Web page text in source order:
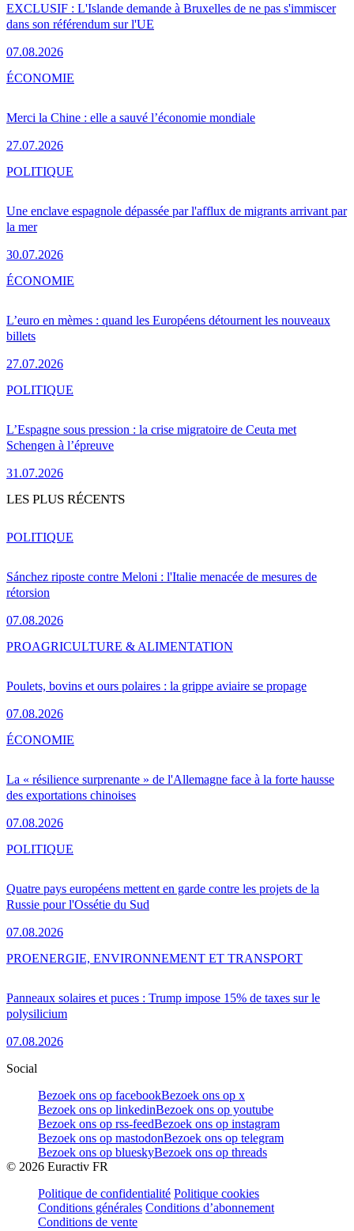
EXCLUSIF : L'Islande demande à Bruxelles de ne pas s'immiscer
dans son référendum sur l'UE
07.08.2026
Merci la Chine : elle a sauvé l’économie mondiale
27.07.2026
ÉCONOMIE
Une enclave espagnole dépassée par l'afflux de migrants arrivant par
la mer
30.07.2026
POLITIQUE
L’euro en mèmes : quand les Européens détournent les nouveaux
billets
27.07.2026
ÉCONOMIE
L’Espagne sous pression : la crise migratoire de Ceuta met
Schengen à l’épreuve
31.07.2026
POLITIQUE
LES PLUS RÉCENTS
Sánchez riposte contre Meloni : l'Italie menacée de mesures de
rétorsion
07.08.2026
POLITIQUE
Poulets, bovins et ours polaires : la grippe aviaire se propage
07.08.2026
PROAGRICULTURE & ALIMENTATION
La « résilience surprenante » de l'Allemagne face à la forte hausse
des exportations chinoises
07.08.2026
ÉCONOMIE
Quatre pays européens mettent en garde contre les projets de la
Russie pour l'Ossétie du Sud
07.08.2026
POLITIQUE
Panneaux solaires et puces : Trump impose 15% de taxes sur le
polysilicium
07.08.2026
PROENERGIE, ENVIRONNEMENT ET TRANSPORT
Social
Bezoek ons op facebookBezoek ons op x
Bezoek ons op linkedinBezoek ons op youtube
Bezoek ons op rss-feedBezoek ons op instagram
Bezoek ons op mastodonBezoek ons op telegram
Bezoek ons op blueskyBezoek ons op threads
© 2026 Euractiv FR
Politique de confidentialité Politique cookies
Conditions générales Conditions d’abonnement
Conditions de vente